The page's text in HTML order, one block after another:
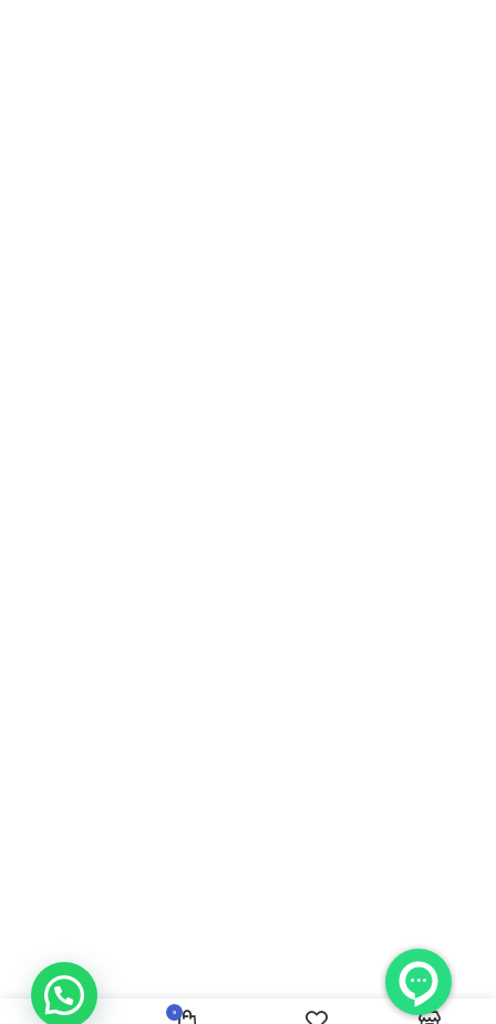
جامپ
استارتر
خودرو و
پاوربانک
0